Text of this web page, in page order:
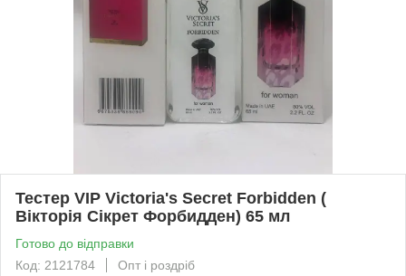
Тестер VIP Victoria's Secret Forbidden (
Вікторія Сікрет Форбидден) 65 мл
Готово до відправки
Код: 2121784
Опт і роздріб